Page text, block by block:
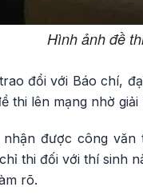
Hình ảnh đề
đổi với Báo chí,
thi lên mạng nhờ giải
nhận được công
thi đối với thí sinh
rõ.